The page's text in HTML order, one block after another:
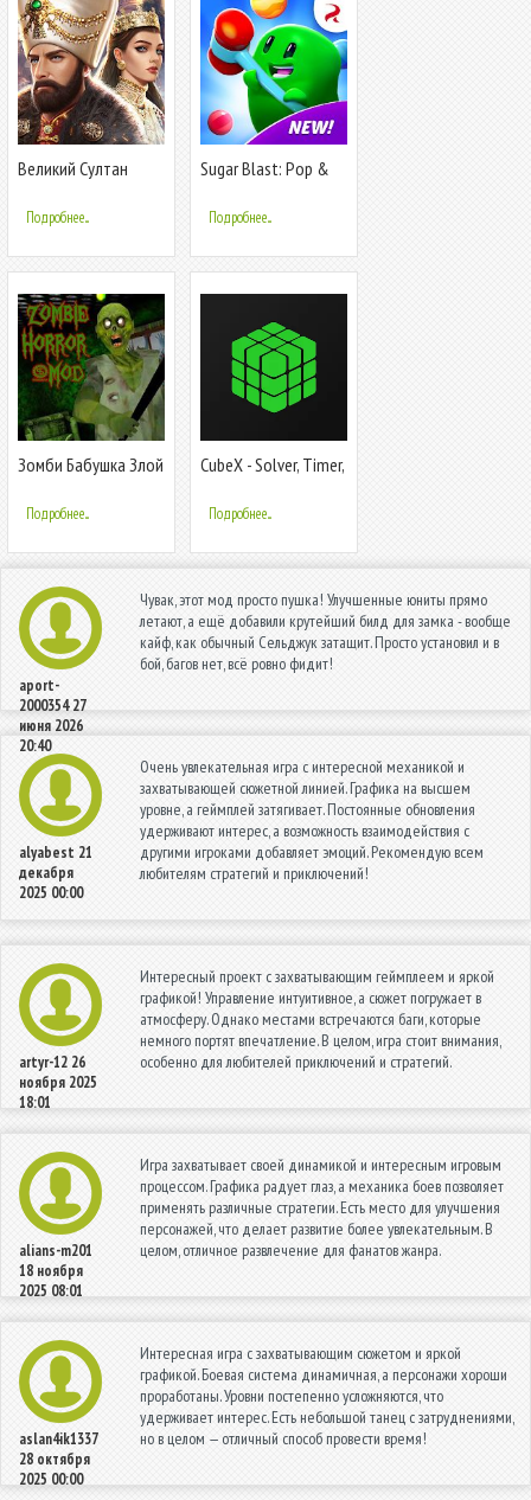
Великий Султан
Подробнее...
Sugar Blast: Pop &
Подробнее...
Зомби Бабушка Злой
Мод
Подробнее...
CubeX - Solver, Timer,
Подробнее...
aport-
2000354 27
июня 2026
20:40
Чувак, этот мод просто пушка! Улучшенные юниты прямо
летают, а ещё добавили крутейший билд для замка - вообще
кайф, как обычный Сельджук затащит. Просто установил и в
бой, багов нет, всё ровно фидит!
alyabest 21
декабря
2025 00:00
Очень увлекательная игра с интересной механикой и
захватывающей сюжетной линией. Графика на высшем
уровне, а геймплей затягивает. Постоянные обновления
удерживают интерес, а возможность взаимодействия с
другими игроками добавляет эмоций. Рекомендую всем
любителям стратегий и приключений!
artyr-12 26
ноября 2025
18:01
Интересный проект с захватывающим геймплеем и яркой
графикой! Управление интуитивное, а сюжет погружает в
атмосферу. Однако местами встречаются баги, которые
немного портят впечатление. В целом, игра стоит внимания,
особенно для любителей приключений и стратегий.
alians-m201
18 ноября
2025 08:01
Игра захватывает своей динамикой и интересным игровым
процессом. Графика радует глаз, а механика боев позволяет
применять различные стратегии. Есть место для улучшения
персонажей, что делает развитие более увлекательным. В
целом, отличное развлечение для фанатов жанра.
aslan4ik1337
28 октября
2025 00:00
Интересная игра с захватывающим сюжетом и яркой
графикой. Боевая система динамичная, а персонажи хороши
проработаны. Уровни постепенно усложняются, что
удерживает интерес. Есть небольшой танец с затруднениями,
но в целом — отличный способ провести время!